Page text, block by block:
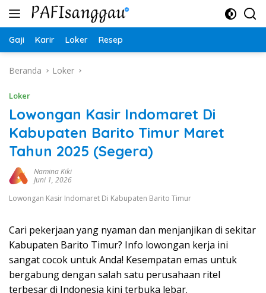
Langsung
Gaji Karir Loker Resep
Beranda Loker
Loker
Lowongan Kasir Indomaret Di
Kabupaten Barito Timur Maret
Tahun 2025 (Segera)
Namina Kiki
Juni 1, 2026
Lowongan Kasir Indomaret Di Kabupaten Barito Timur
Cari pekerjaan yang nyaman dan menjanjikan di sekitar
Kabupaten Barito Timur? Info lowongan kerja ini
sangat cocok untuk Anda! Kesempatan emas untuk
bergabung dengan salah satu perusahaan ritel
terbesar di Indonesia kini terbuka lebar.